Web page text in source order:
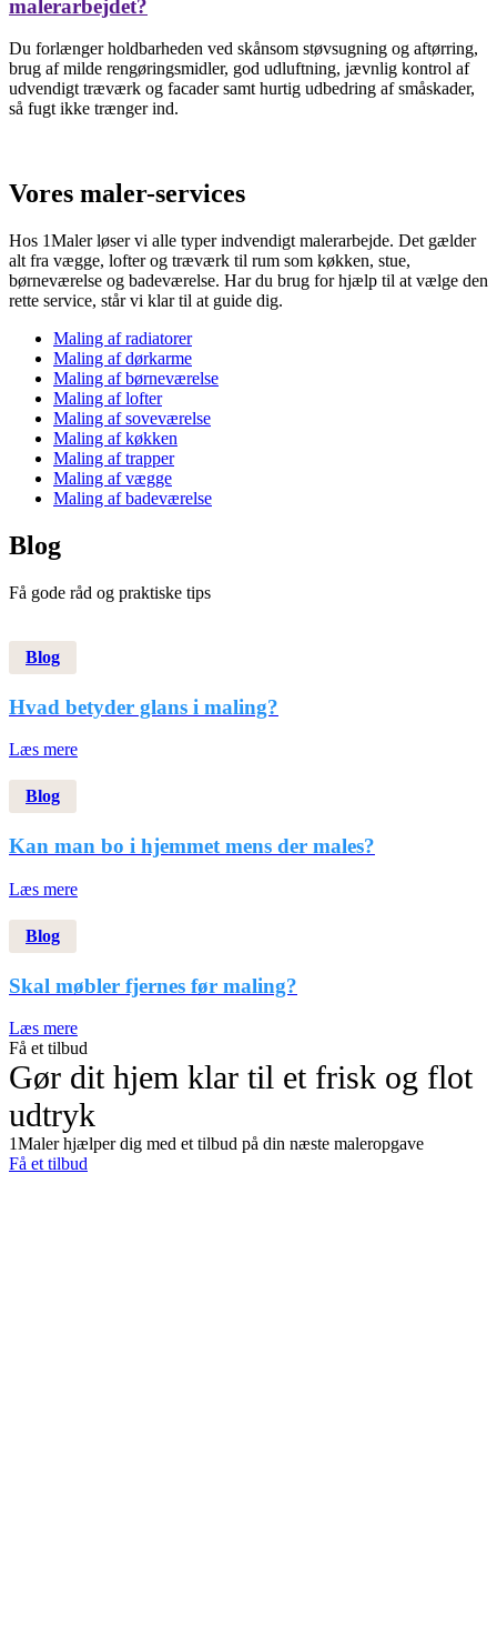
malerarbejdet?
Du forlænger holdbarheden ved skånsom støvsugning og aftørring,
brug af milde rengøringsmidler, god udluftning, jævnlig kontrol af
udvendigt træværk og facader samt hurtig udbedring af småskader,
så fugt ikke trænger ind.
Vores maler-services
Hos 1Maler løser vi alle typer indvendigt malerarbejde. Det gælder
alt fra vægge, lofter og træværk til rum som køkken, stue,
børneværelse og badeværelse. Har du brug for hjælp til at vælge den
rette service, står vi klar til at guide dig.
Maling af radiatorer
Maling af dørkarme
Maling af børneværelse
Maling af lofter
Maling af soveværelse
Maling af køkken
Maling af trapper
Maling af vægge
Maling af badeværelse
Blog
Få gode råd og praktiske tips
Blog
Hvad betyder glans i maling?
Læs mere
Blog
Kan man bo i hjemmet mens der males?
Læs mere
Blog
Skal møbler fjernes før maling?
Læs mere
Få et tilbud
Gør dit hjem klar til et frisk og flot
udtryk
1Maler hjælper dig med et tilbud på din næste maleropgave
Få et tilbud